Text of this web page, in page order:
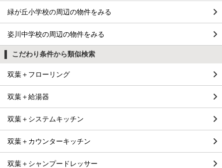
緑が丘小学校の周辺の物件をみる
姿川中学校の周辺の物件をみる
こだわり条件から類似検索
双葉＋フローリング
双葉＋給湯器
双葉＋システムキッチン
双葉＋カウンターキッチン
双葉＋シャンプードレッサー